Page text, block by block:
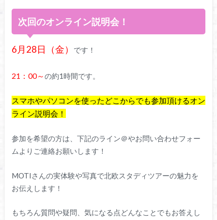
次回のオンライン説明会！
6月28日（金） です！
21：00～の約1時間です。
スマホやパソコンを使ったどこからでも参加頂けるオン
ライン説明会！
参加を希望の方は、下記のライン＠やお問い合わせフォー
ムよりご連絡お願いします！
MOTIさんの実体験や写真で北欧スタディツアーの魅力を
お伝えします！
もちろん質問や疑問、気になる点どんなことでもお答えし